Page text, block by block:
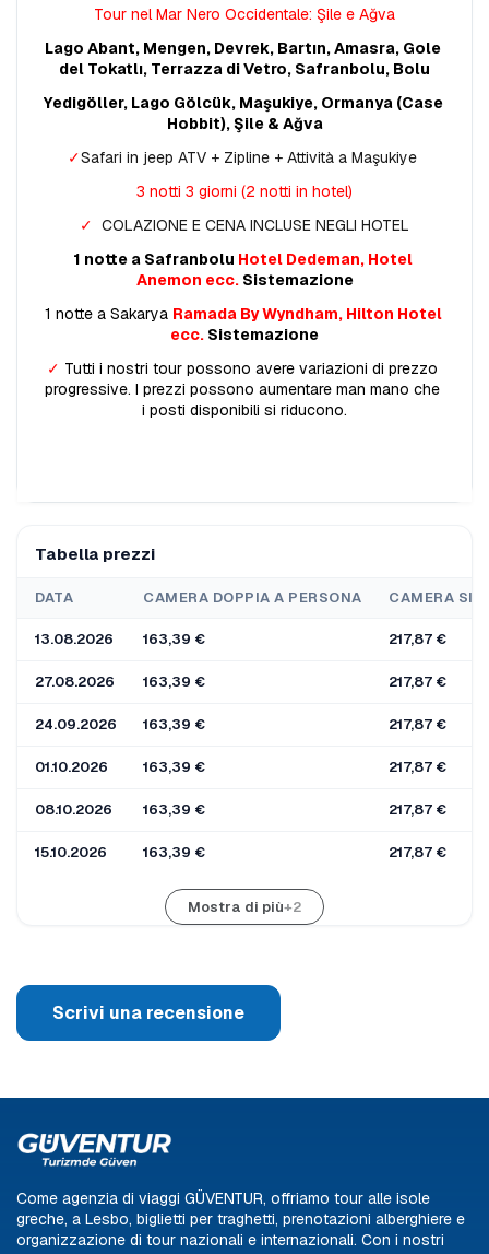
Tour nel Mar Nero Occidentale: Şile e Ağva
Lago Abant, Mengen, Devrek, Bartın, Amasra, Gole
del Tokatlı, Terrazza di Vetro, Safranbolu, Bolu
Yedigöller, Lago Gölcük, Maşukiye, Ormanya (Case
Hobbit), Şile & Ağva
✓Safari in jeep ATV + Zipline + Attività a Maşukiye
3 notti 3 giorni (2 notti in hotel)
✓ COLAZIONE E CENA INCLUSE NEGLI HOTEL
1 notte a Safranbolu Hotel Dedeman, Hotel
Anemon ecc. Sistemazione
1 notte a Sakarya Ramada By Wyndham, Hilton Hotel
ecc. Sistemazione
✓ Tutti i nostri tour possono avere variazioni di prezzo
progressive. I prezzi possono aumentare man mano che
i posti disponibili si riducono.
Tabella prezzi
DATA CAMERA DOPPIA A PERSONA CAMERA
13.08.2026 163,39 € 217,87 €
27.08.2026 163,39 € 217,87 €
24.09.2026 163,39 € 217,87 €
01.10.2026 163,39 € 217,87 €
08.10.2026 163,39 € 217,87 €
15.10.2026 163,39 € 217,87 €
Mostra di più+2
Scrivi una recensione
Come agenzia di viaggi GÜVENTUR, offriamo tour alle isole
greche, a Lesbo, biglietti per traghetti, prenotazioni alberghiere e
organizzazione di tour nazionali e internazionali. Con i nostri